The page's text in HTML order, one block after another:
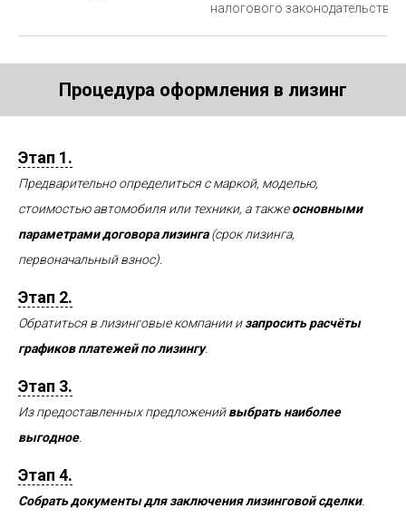
налогового законодательства
Процедура оформления в лизинг
Этап 1.
Предварительно определиться с маркой, моделью,
стоимостью автомобиля или техники, а такжеосновными
параметрами договора лизинга(срок лизинга,
первоначальный взнос).
Этап 2.
Обратиться в лизинговые компании изапросить расчёты
графиков платежей по лизингу.
Этап 3.
Из предоставленных предложенийвыбрать наиболее
выгодное.
Этап 4.
Собрать документы для заключения лизинговой сделки.